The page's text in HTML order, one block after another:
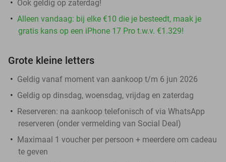
Ook geldig op zaterdag!
Alleen vandaag: bij elke €10 die je besteedt, maak je
gratis kans op een iPhone 17 Pro t.w.v. €1.329!
Grote kleine letters
Geldig vanaf moment van aankoop t/m 6 jun 2026
Geldig op dinsdag, woensdag, vrijdag en zaterdag
Reserveren: na aankoop telefonisch of via WhatsApp
reserveren (onder vermelding van Social Deal)
Maximaal 1 voucher per persoon + meerdere om cadeau
te geven